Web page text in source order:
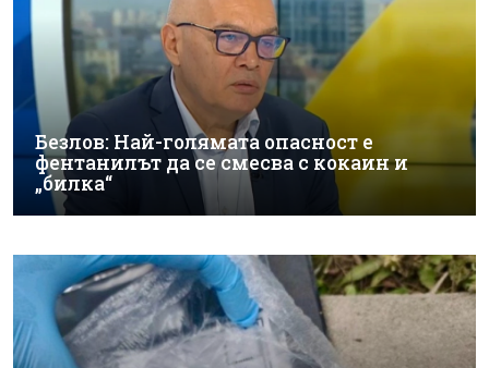
Безлов: Най-голямата опасност е
фентанилът да се смесва с кокаин и
„билка“